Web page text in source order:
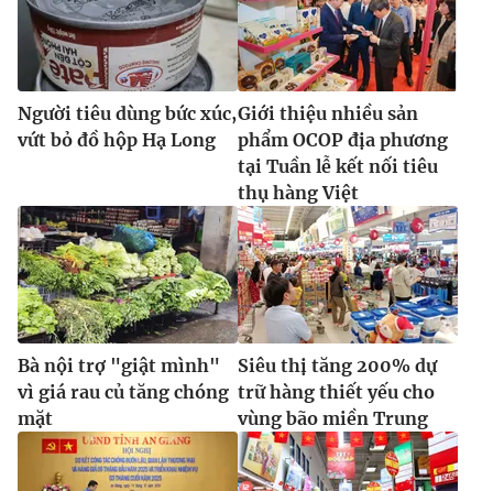
® Cấm sao chép dưới mọi hình thức nếu không có sự chấp
thuận bằng văn bản. Ghi rõ nguồn VTV.vn khi phát hành lại
thông tin từ website này.
Người tiêu dùng bức xúc,
vứt bỏ đồ hộp Hạ Long
Giới thiệu nhiều sản
phẩm OCOP địa phương
tại Tuần lễ kết nối tiêu
thụ hàng Việt
Bà nội trợ "giật mình"
vì giá rau củ tăng chóng
mặt
Siêu thị tăng 200% dự
trữ hàng thiết yếu cho
vùng bão miền Trung